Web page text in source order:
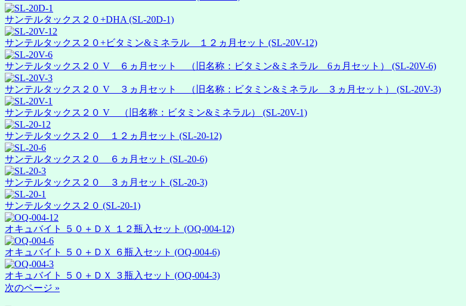
サンテルタックス２０+DHA (SL-20D-1)
サンテルタックス２０+ビタミン&ミネラル １２ヵ月セット (SL-20V-12)
サンテルタックス２０ V ６ヵ月セット （旧名称：ビタミン&ミネラル 6ヵ月セット） (SL-20V-6)
サンテルタックス２０ V ３ヵ月セット （旧名称：ビタミン&ミネラル ３ヵ月セット） (SL-20V-3)
サンテルタックス２０ V （旧名称：ビタミン&ミネラル） (SL-20V-1)
サンテルタックス２０ １２ヵ月セット (SL-20-12)
サンテルタックス２０ ６ヵ月セット (SL-20-6)
サンテルタックス２０ ３ヵ月セット (SL-20-3)
サンテルタックス２０ (SL-20-1)
オキュバイト ５０＋ＤＸ １２瓶入セット (OQ-004-12)
オキュバイト ５０＋ＤＸ ６瓶入セット (OQ-004-6)
オキュバイト ５０＋ＤＸ ３瓶入セット (OQ-004-3)
次のページ »